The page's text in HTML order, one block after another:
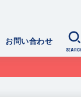
お問い合わせ
SEARCH